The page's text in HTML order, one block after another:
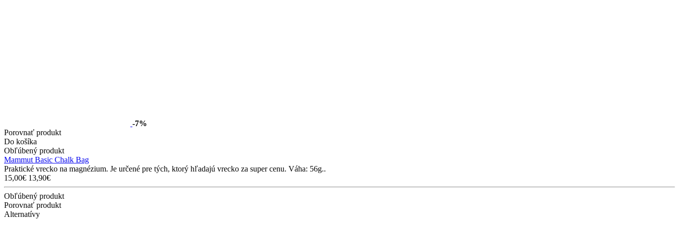
-7%
Porovnať produkt
Do košíka
Obľúbený produkt
Mammut Basic Chalk Bag
Praktické vrecko na magnézium. Je určené pre tých, ktorý hľadajú vrecko za super cenu. Váha: 56g..
15,00€ 13,90€
Obľúbený produkt
Porovnať produkt
Alternatívy